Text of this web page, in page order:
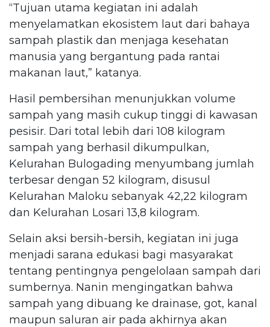
“Tujuan utama kegiatan ini adalah
menyelamatkan ekosistem laut dari bahaya
sampah plastik dan menjaga kesehatan
manusia yang bergantung pada rantai
makanan laut,” katanya.
Hasil pembersihan menunjukkan volume
sampah yang masih cukup tinggi di kawasan
pesisir. Dari total lebih dari 108 kilogram
sampah yang berhasil dikumpulkan,
Kelurahan Bulogading menyumbang jumlah
terbesar dengan 52 kilogram, disusul
Kelurahan Maloku sebanyak 42,22 kilogram
dan Kelurahan Losari 13,8 kilogram.
Selain aksi bersih-bersih, kegiatan ini juga
menjadi sarana edukasi bagi masyarakat
tentang pentingnya pengelolaan sampah dari
sumbernya. Nanin mengingatkan bahwa
sampah yang dibuang ke drainase, got, kanal
maupun saluran air pada akhirnya akan